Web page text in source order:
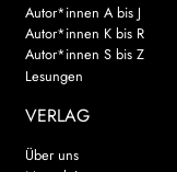
Autor*innen A bis J
Autor*innen K bis R
Autor*innen S bis Z
Lesungen
VERLAG
Über uns